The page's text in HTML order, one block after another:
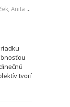
, Anita Filová
tvorí